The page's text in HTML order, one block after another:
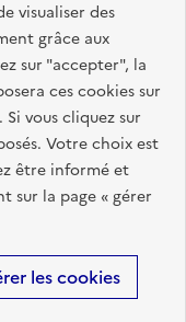
visualiser des
grâce aux
sur "accepter", la
ces cookies sur
vous cliquez sur
Votre choix est
être informé et
sur la page « gérer
les cookies
data.gouv.fr
personnelles
sont sous